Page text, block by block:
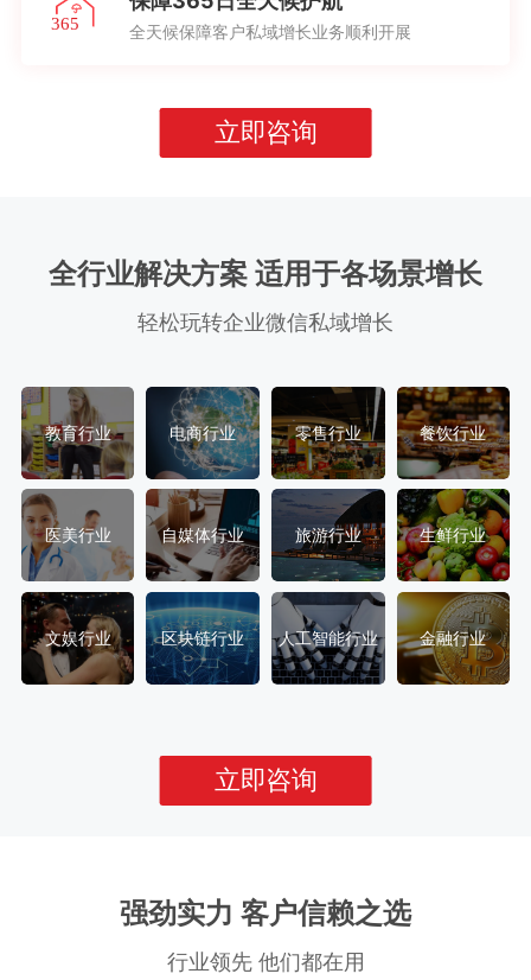
全天候保障客户私域增长业务顺利开展
立即咨询
全行业解决方案 适用于各场景增长
轻松玩转企业微信私域增长
教育行业 电商行业 零售行业 餐饮行业
医美行业 自媒体行业 旅游行业 生鲜行业
文娱行业 区块链行业 人工智能行业 金融行业
立即咨询
强劲实力 客户信赖之选
行业领先 他们都在用